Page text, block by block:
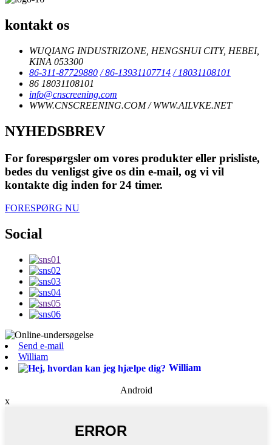
kontakt os
WUQIANG INDUSTRIZONE, HENGSHUI CITY, HEBEI,
KINA 053300
86-311-87729880 / 86-13931107714 / 18031108101
86 18031108101
info@cnscreening.com
WWW.CNSCREENING.COM / WWW.AILVKE.NET
NYHEDSBREV
For forespørgsler om vores produkter eller prisliste,
bedes du venligst give os din e-mail, og vi vil
kontakte dig inden for 24 timer.
FORESPØRG NU
Social
Send e-mail
William
William
Android
x